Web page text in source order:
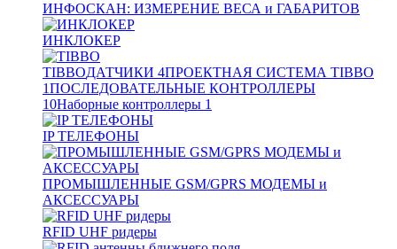
ИНФОСКАН: ИЗМЕРЕНИЕ ВЕСА и ГАБАРИТОВ
ИНКЛОКЕР
TIBBOДАТЧИКИ 4ПРОЕКТНАЯ СИСТЕМА TIBBO
1ПОСЛЕДОВАТЕЛЬНЫЕ КОНТРОЛЛЕРЫ
10Наборные контроллеры 1
IP ТЕЛЕФОНЫ
ПРОМЫШЛЕННЫЕ GSM/GPRS МОДЕМЫ и
АКСЕССУАРЫ
RFID UHF ридеры